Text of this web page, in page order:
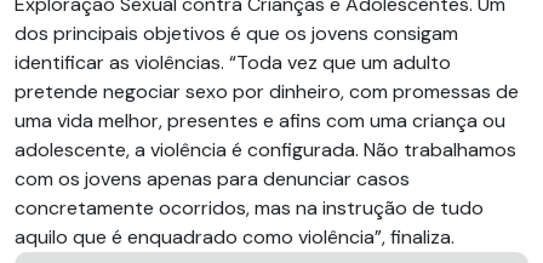
dos principais objetivos é que os jovens consigam
identificar as violências. “Toda vez que um adulto
pretende negociar sexo por dinheiro, com promessas de
uma vida melhor, presentes e afins com uma criança ou
adolescente, a violência é configurada. Não trabalhamos
com os jovens apenas para denunciar casos
concretamente ocorridos, mas na instrução de tudo
aquilo que é enquadrado como violência”, finaliza.